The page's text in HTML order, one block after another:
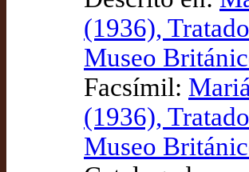
(1936),
Museo
Facsímil:
(1936),
Museo